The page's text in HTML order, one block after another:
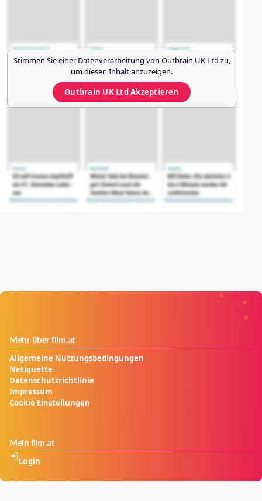
Stimmen Sie einer Datenverarbeitung von Outbrain UK Ltd zu,
um diesen Inhalt anzuzeigen.
Outbrain UK Ltd Akzeptieren
Mehr über film.at
Allgemeine Nutzungsbedingungen
Netiquette
Datenschutzrichtlinie
Impressum
Cookie Einstellungen
Mein film.at
Login